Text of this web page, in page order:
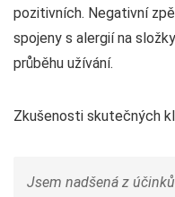
pozitivních. Negativní
spojeny s alergií na
průběhu užívání.
Zkušenosti skutečných
Jsem nadšená z